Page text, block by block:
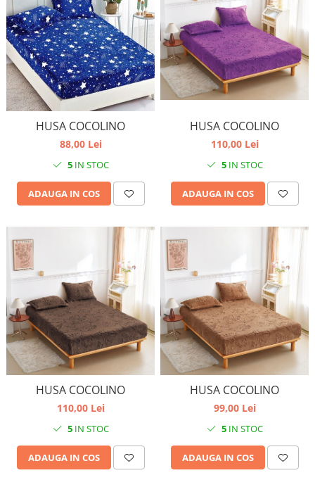
HUSA COCOLINO
88,00 Lei
5IN STOC
ADAUGA IN COS
HUSA COCOLINO
110,00 Lei
5IN STOC
ADAUGA IN COS
HUSA COCOLINO
110,00 Lei
5IN STOC
ADAUGA IN COS
HUSA COCOLINO
99,00 Lei
5IN STOC
ADAUGA IN COS